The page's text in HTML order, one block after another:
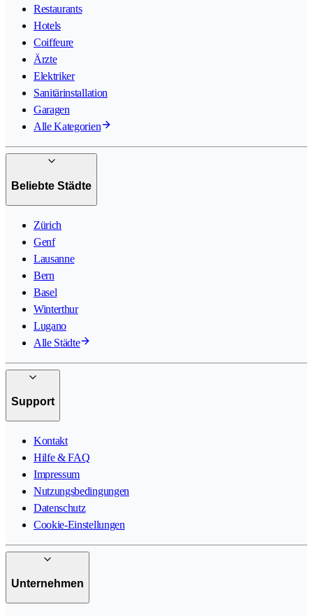
Restaurants
Hotels
Coiffeure
Ärzte
Elektriker
Sanitärinstallation
Garagen
Alle Kategorien
Beliebte Städte
Zürich
Genf
Lausanne
Bern
Basel
Winterthur
Lugano
Alle Städte
Support
Kontakt
Hilfe & FAQ
Impressum
Nutzungsbedingungen
Datenschutz
Cookie-Einstellungen
Unternehmen